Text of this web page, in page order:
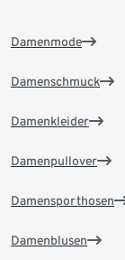
Damenmode
Damenschmuck
Damenkleider
Damenpullover
Damensporthosen
Damenblusen